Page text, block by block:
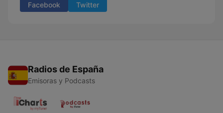
Facebook Twitter
Radios de España
Emisoras y Podcasts